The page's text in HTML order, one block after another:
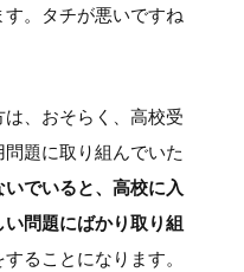
。タチが悪いですね
、おそらく、高校受
題に取り組んでいた
でいると、高校に入
問題にばかり取り組
することになります。